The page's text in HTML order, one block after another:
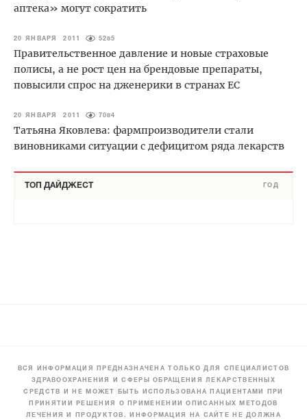
аптека» могут сократить
20 ЯНВАРЯ 2011 5285
Правительственное давление и новые страховые
полисы, а не рост цен на брендовые препараты,
повысили спрос на дженерики в странах ЕС
20 ЯНВАРЯ 2011 7084
Татьяна Яковлева: фармпроизводители стали
виновниками ситуации с дефицитом ряда лекарств
ТОП ДАЙДЖЕСТ ГОД
ВСЯ ИНФОРМАЦИЯ ПРЕДНАЗНАЧЕНА ТОЛЬКО ДЛЯ СПЕЦИАЛИСТОВ
ЗДРАВООХРАНЕНИЯ И СФЕРЫ ОБРАЩЕНИЯ ЛЕКАРСТВЕННЫХ
СРЕДСТВ И НЕ МОЖЕТ БЫТЬ ИСПОЛЬЗОВАНА ПАЦИЕНТАМИ ПРИ
ПРИНЯТИИ РЕШЕНИЯ О ПРИМЕНЕНИИ ОПИСАННЫХ МЕТОДОВ
ЛЕЧЕНИЯ И ПРОДУКТОВ. ИНФОРМАЦИЯ НА САЙТЕ НЕ ДОЛЖНА